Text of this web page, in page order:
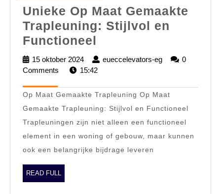
Unieke Op Maat Gemaakte
Trapleuning: Stijlvol en
Functioneel
Op
Maat
Gemaakte
Trapleuning:
Stijlvol
en
Functioneel
15 oktober 2024
15
oktober
eueccelevators-eg
eueccelevators-
0
Comments
15:42
Op Maat Gemaakte Trapleuning Op Maat
Gemaakte Trapleuning: Stijlvol en Functioneel
Trapleuningen zijn niet alleen een functioneel
element in een woning of gebouw, maar kunnen
ook een belangrijke bijdrage leveren
READ FULL
FULL